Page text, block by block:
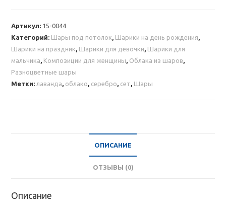
и
серебро”
20
шт
Артикул: 15-0044
Категорий: Шары под потолок, Шарики на день рождения,
Шарики на праздник, Шарики для девочки, Шарики для
мальчика, Композиции для женщины, Облака из шаров,
Разноцветные шары
Метки: лаванда, облако, серебро, сет, Шары
ОПИСАНИЕ
ОТЗЫВЫ (0)
Описание